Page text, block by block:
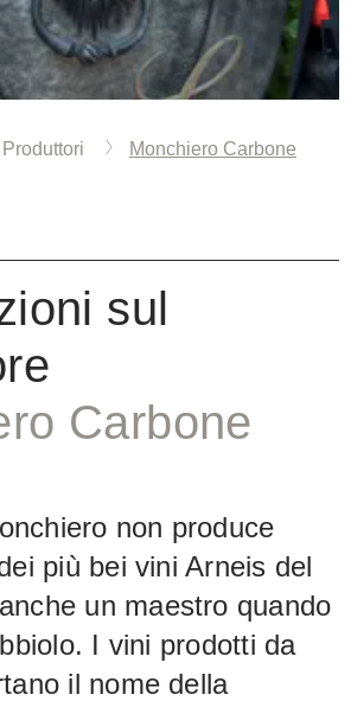
Produttori Monchiero Carbone
sul
Carbone
non produce
più bei vini Arneis del
un maestro quando
I vini prodotti da
il nome della